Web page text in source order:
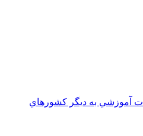
آموزشي به ديگر کشورهاي